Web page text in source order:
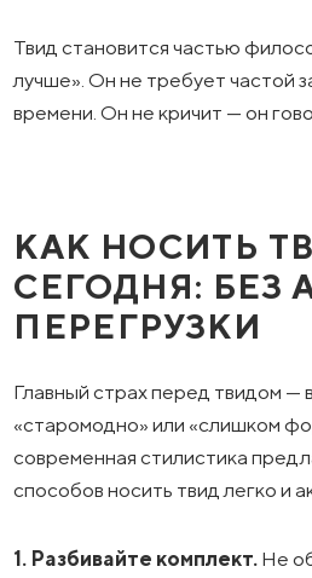
Твид становится частью
лучше». Он не требует частой
времени. Он не кричит — он
КАК НОСИТЬ
СЕГОДНЯ: БЕЗ
ПЕРЕГРУЗКИ
Главный страх перед твидом —
«старомодно» или «слишком
современная стилистика
способов носить твид легко и
1. Разбивайте комплект. Не